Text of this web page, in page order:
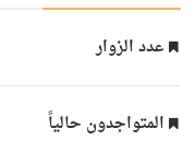
عدد الزوار
المتواجدون حالياً